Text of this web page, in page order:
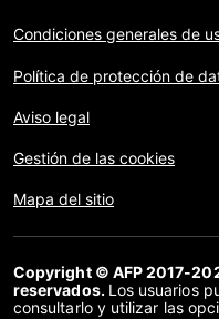
Condiciones generales de
Política de protección de
Aviso legal
Gestión de las cookies
Mapa del sitio
Copyright © AFP 2017-
reservados. Los usuarios
consultarlo y utilizar las